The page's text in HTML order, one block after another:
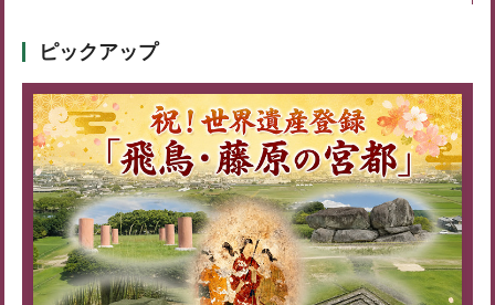
ピックアップ